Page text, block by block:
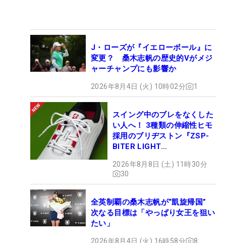
J・ローズが『イエローボール』に
変更？ 桑木志帆の歴史的Vがメジ
ャーチャンプにも影響か
2026年8月4日 (火) 10時02分 1
スイング中のブレをなくした
い人へ！ 3種類の伸縮性ヒモ
採用のブリヂストン『ZSP-
BITER LIGHT
ュー
2026年8月8日 (土) 11時30分
30
全英制覇の桑木志帆が“凱旋帰国”
次なる目標は「やっぱり女王を狙い
たい」
2026年8月4日 (火) 16時58分 8